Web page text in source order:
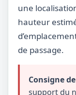
une
hauteur
de passage.
Consigne
support du